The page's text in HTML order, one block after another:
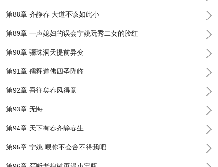
第88章 齐静春 大道不该如此小
第89章 一声媳妇的误会宁姚阮秀二女的脸红
第90章 骊珠洞天提前异变
第91章 儒释道佛四圣降临
第92章 吾往矣春风得意
第93章 无悔
第94章 天下有春齐静春生
第95章 宁姚 喂你不会舍不得我吧